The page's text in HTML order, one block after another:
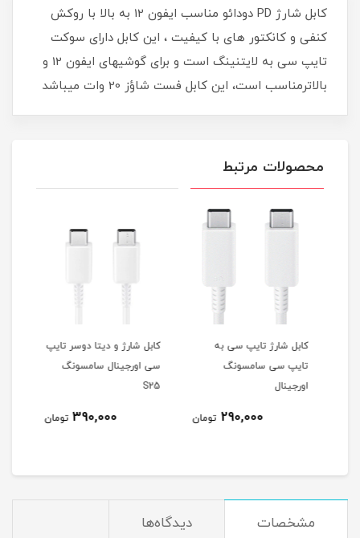
کابل شارژ PD دودائو مناسب ایفون 12 به بالا با روکش
کنفی و کانکتور های با کیفیت ، این کابل دارای سوکت
تایپ سی به لایتنینگ است و برای گوشیهای ایفون 12 و
بالاترمناسب است، این کابل فست شاؤز 20 وات میباشد
محصولات مرتبط
کابل شارژ تایپ سی به
تایپ سی سامسونگ
اورجینال
290,000 تومان
کابل شارژ و دیتا دوسر تایپ
سی اورجینال سامسونگ
S25
390,000 تومان
مشخصات دیدگاه‌ها